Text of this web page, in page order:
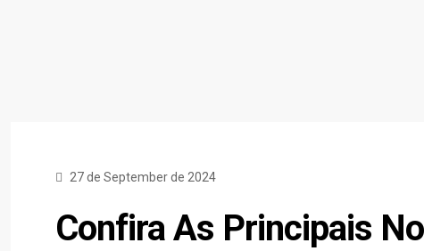
27 de September de 2024
Confira As Principais